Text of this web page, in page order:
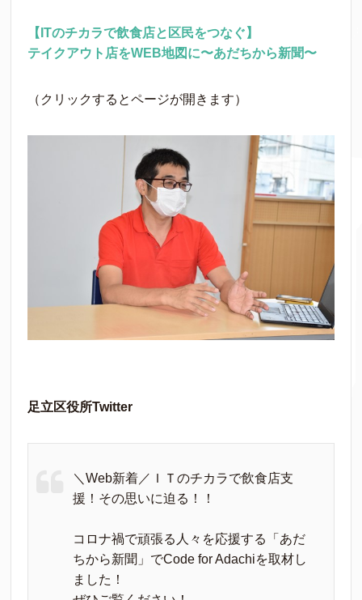
【ITのチカラで飲食店と区民をつなぐ】
テイクアウト店をWEB地図に〜あだちから新聞〜
（クリックするとページが開きます）
足立区役所Twitter
＼Web新着／ＩＴのチカラで飲食店支
援！その思いに迫る！！
コロナ禍で頑張る人々を応援する「あだ
ちから新聞」でCode for Adachiを取材し
ました！